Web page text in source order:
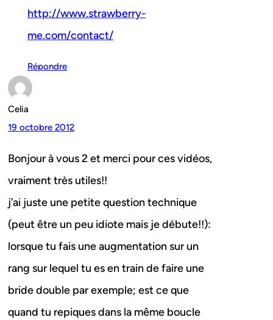
http://www.strawberry-
me.com/contact/
Répondre
Celia
19 octobre 2012
Bonjour à vous 2 et merci pour ces vidéos,
vraiment très utiles!!
j’ai juste une petite question technique
(peut être un peu idiote mais je débute!!):
lorsque tu fais une augmentation sur un
rang sur lequel tu es en train de faire une
bride double par exemple; est ce que
quand tu repiques dans la même boucle